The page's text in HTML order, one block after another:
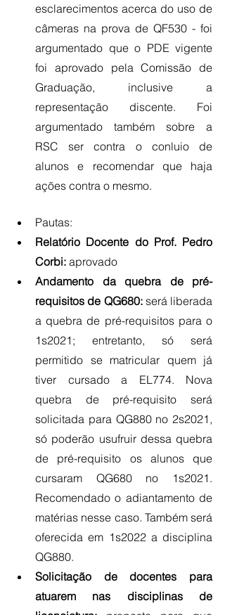
esclarecimentos acerca do uso de
câmeras na prova de QF530 - foi
argumentado que o PDE vigente
foi aprovado pela Comissão de
Graduação, inclusive a
representação discente. Foi
argumentado também sobre a
RSC ser contra o conluio de
alunos e recomendar que haja
ações contra o mesmo.
Pautas:
Relatório Docente do Prof. Pedro
Corbi: aprovado
Andamento da quebra de pré-
requisitos de QG680: será liberada
a quebra de pré-requisitos para o
1s2021; entretanto, só será
permitido se matricular quem já
tiver cursado a EL774. Nova
quebra de pré-requisito será
solicitada para QG880 no 2s2021,
só poderão usufruir dessa quebra
de pré-requisito os alunos que
cursaram QG680 no 1s2021.
Recomendado o adiantamento de
matérias nesse caso. Também será
oferecida em 1s2022 a disciplina
QG880.
Solicitação de docentes para
atuarem nas disciplinas de